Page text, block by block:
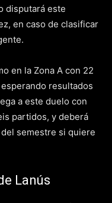
disputará este
en caso de clasificar
en la Zona A con 22
resultados
a este duelo con
partidos, y deberá
semestre si quiere
Lanús